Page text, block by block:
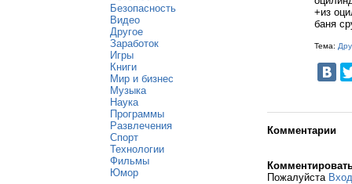
Безопасность
Видео
Другое
Заработок
Игры
Книги
Мир и бизнес
Музыка
Наука
Программы
Развлечения
Спорт
Технологии
Фильмы
Юмор
+из
баня
Тема:
Комментарии
Пожалуйста Вход